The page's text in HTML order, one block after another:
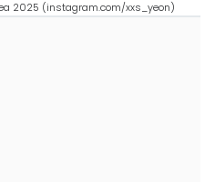
2025 (instagram.com/xxs_yeon)